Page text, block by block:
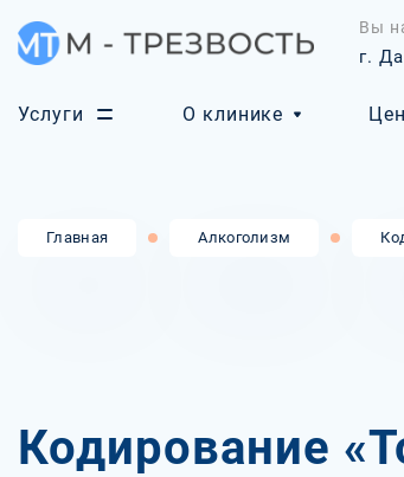
Вы
г.
Услуги О клинике
Главная Алкоголизм
Кодирование